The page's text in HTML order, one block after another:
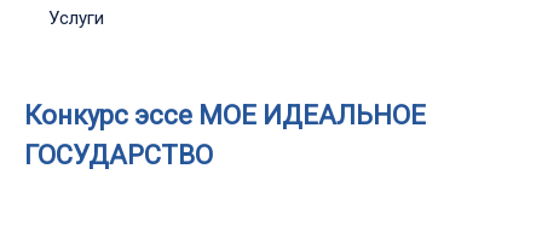
Услуги
Конкурс эссе МОЕ ИДЕАЛЬНОЕ
ГОСУДАРСТВО